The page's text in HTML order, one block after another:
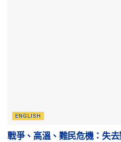
ENGLISH
戰爭、高溫、難民危機：失